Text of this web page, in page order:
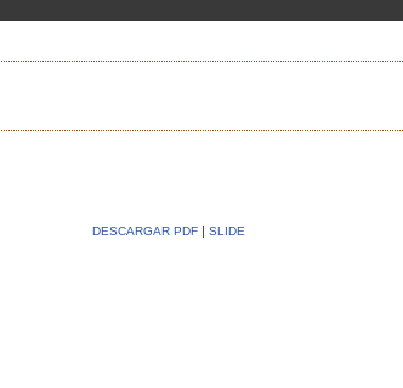
DESCARGAR PDF | SLIDE